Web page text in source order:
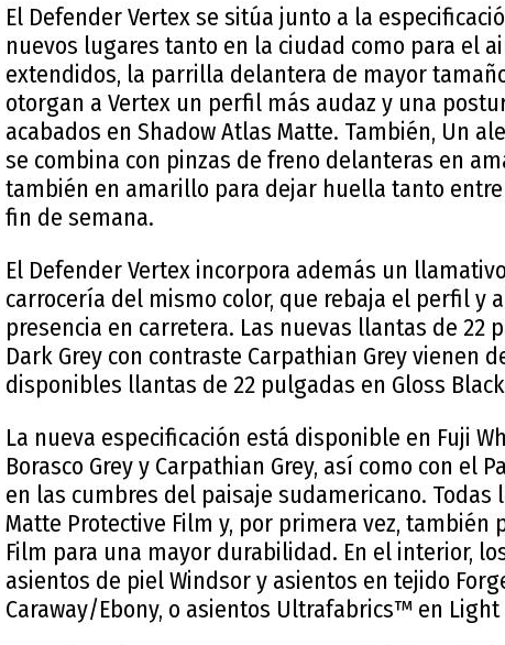
El Defender Vertex se sitúa junto a la
nuevos lugares tanto en la ciudad como para el
extendidos, la parrilla delantera de mayor
otorgan a Vertex un perfil más audaz y una
acabados en Shadow Atlas Matte. También, Un
se combina con pinzas de freno delanteras en
también en amarillo para dejar huella tanto
fin de semana.
El Defender Vertex incorpora además un
carrocería del mismo color, que rebaja el perfil y
presencia en carretera. Las nuevas llantas de 22
Dark Grey con contraste Carpathian Grey vienen
disponibles llantas de 22 pulgadas en Gloss
La nueva especificación está disponible en Fuji
Borasco Grey y Carpathian Grey, así como con el
en las cumbres del paisaje sudamericano.
Matte Protective Film y, por primera vez, también
Film para una mayor durabilidad. En el interior,
asientos de piel Windsor y asientos en tejido
Caraway/Ebony, o asientos Ultrafabrics™ en